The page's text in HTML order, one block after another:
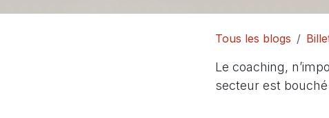
Tous les blogs
Le coaching,
secteur est